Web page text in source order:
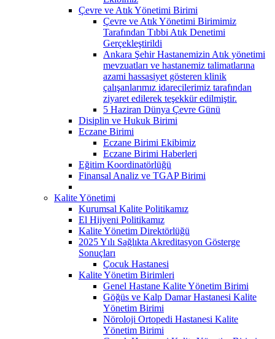
Çevre ve Atık Yönetimi Birimi
Çevre ve Atık Yönetimi Birimimiz
Tarafından Tıbbi Atık Denetimi
Gerçekleştirildi
Ankara Şehir Hastanemizin Atık yönetimi
mevzuatları ve hastanemiz talimatlarına
azami hassasiyet gösteren klinik
çalışanlarımız idarecilerimiz tarafından
ziyaret edilerek teşekkür edilmiştir.
5 Haziran Dünya Çevre Günü
Disiplin ve Hukuk Birimi
Eczane Birimi
Eczane Birimi Ekibimiz
Eczane Birimi Haberleri
Eğitim Koordinatörlüğü
Finansal Analiz ve TGAP Birimi
Kalite Yönetimi
Kurumsal Kalite Politikamız
El Hijyeni Politikamız
Kalite Yönetim Direktörlüğü
2025 Yılı Sağlıkta Akreditasyon Gösterge
Sonuçları
Çocuk Hastanesi
Kalite Yönetim Birimleri
Genel Hastane Kalite Yönetim Birimi
Göğüs ve Kalp Damar Hastanesi Kalite
Yönetim Birimi
Nöroloji Ortopedi Hastanesi Kalite
Yönetim Birimi